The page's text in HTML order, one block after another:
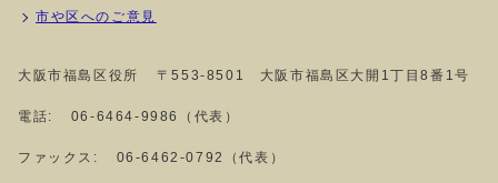
市や区へのご意見
大阪市福島区役所 〒553-8501 大阪市福島区大開1丁目8番1号
電話: 06-6464-9986（代表）
ファックス: 06-6462-0792（代表）